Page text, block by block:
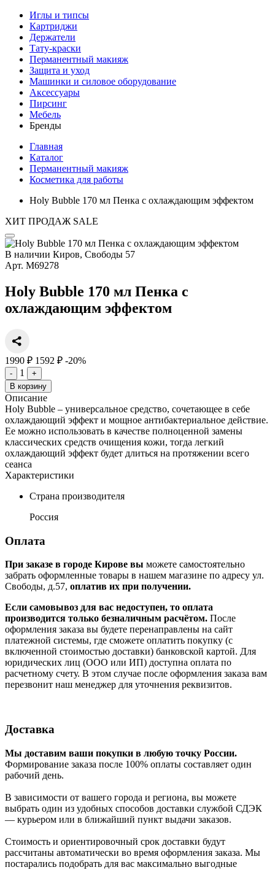
Иглы и типсы
Картриджи
Держатели
Тату-краски
Перманентный макияж
Защита и уход
Машинки и силовое оборудование
Аксессуары
Пирсинг
Мебель
Бренды
Главная
Каталог
Перманентный макияж
Косметика для работы
Holy Bubble 170 мл Пенка с охлаждающим эффектом
ХИТ ПРОДАЖ SALE
В наличии Киров, Свободы 57
Арт. М69278
Holy Bubble 170 мл Пенка с
охлаждающим эффектом
1990 ₽ 1592 ₽ -20%
- 1
+
В корзину
Описание
Holy Bubble – универсальное средство, сочетающее в себе
охлаждающий эффект и мощное антибактериальное действие.
Ее можно использовать в качестве полноценной замены
классических средств очищения кожи, тогда легкий
охлаждающий эффект будет длиться на протяжении всего
сеанса
Характеристики
Страна производителя
Россия
Оплата
При заказе в городе Кирове вы можете самостоятельно
забрать оформленные товары в нашем магазине по адресу ул.
Свободы, д.57, оплатив их при получении.
Если самовывоз для вас недоступен, то оплата
производится только безналичным расчётом. После
оформления заказа вы будете перенаправлены на сайт
платежной системы, где сможете оплатить покупку (с
включенной стоимостью доставки) банковской картой. Для
юридических лиц (ООО или ИП) доступна оплата по
расчетному счету. В этом случае после оформления заказа вам
перезвонит наш менеджер для уточнения реквизитов.
Доставка
Мы доставим ваши покупки в любую точку России.
Формирование заказа после 100% оплаты составляет один
рабочий день.
В зависимости от вашего города и региона, вы можете
выбрать один из удобных способов доставки службой СДЭК
— курьером или в ближайший пункт выдачи заказов.
Стоимость и ориентировочный срок доставки будут
рассчитаны автоматически во время оформления заказа. Мы
постарались подобрать для вас максимально выгодные